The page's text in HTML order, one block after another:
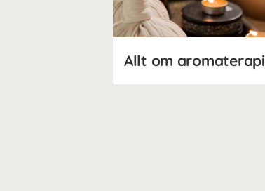
Allt om aromaterapi